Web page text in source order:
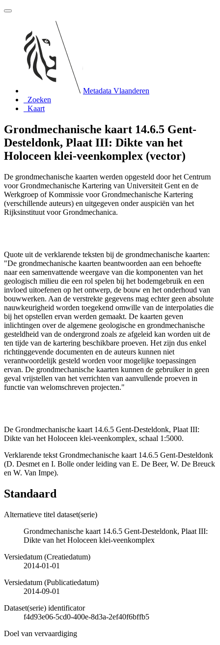
Metadata Vlaanderen
Zoeken
Kaart
Grondmechanische kaart 14.6.5 Gent-
Desteldonk, Plaat III: Dikte van het
Holoceen klei-veenkomplex (vector)
De grondmechanische kaarten werden opgesteld door het Centrum
voor Grondmechanische Kartering van Universiteit Gent en de
Werkgroep of Kommissie voor Grondmechanische Kartering
(verschillende auteurs) en uitgegeven onder auspiciën van het
Rijksinstituut voor Grondmechanica.
Quote uit de verklarende teksten bij de grondmechanische kaarten:
"De grondmechanische kaarten beantwoorden aan een behoefte
naar een samenvattende weergave van die komponenten van het
geologisch milieu die een rol spelen bij het bodemgebruik en een
invloed uitoefenen op het ontwerp, de bouw en het onderhoud van
bouwwerken. Aan de verstrekte gegevens mag echter geen absolute
nauwkeurigheid worden toegekend omwille van de interpolaties die
bij het opstellen ervan werden gemaakt. De kaarten geven
inlichtingen over de algemene geologische en grondmechanische
gesteldheid van de ondergrond zoals ze afgeleid kan worden uit de
ten tijde van de kartering beschikbare proeven. Het zijn dus enkel
richtinggevende documenten en de auteurs kunnen niet
verantwoordelijk gesteld worden voor mogelijke toepassingen
ervan. De grondmechanische kaarten kunnen de gebruiker in geen
geval vrijstellen van het verrichten van aanvullende proeven in
functie van welomschreven projecten."
De Grondmechanische kaart 14.6.5 Gent-Desteldonk, Plaat III:
Dikte van het Holoceen klei-veenkomplex, schaal 1:5000.
Verklarende tekst Grondmechanische kaart 14.6.5 Gent-Desteldonk
(D. Desmet en I. Bolle onder leiding van E. De Beer, W. De Breuck
en W. Van Impe).
Standaard
Alternatieve titel dataset(serie)
Grondmechanische kaart 14.6.5 Gent-Desteldonk, Plaat III:
Dikte van het Holoceen klei-veenkomplex
Versiedatum (Creatiedatum)
2014-01-01
Versiedatum (Publicatiedatum)
2014-09-01
Dataset(serie) identificator
f4d93e06-5cd0-400e-8d3a-2ef40f6bffb5
Doel van vervaardiging